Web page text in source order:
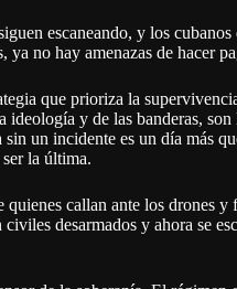
escaneando, y los
no hay amenazas de hacer
que prioriza la
y de las banderas,
un incidente es un día más
la última.
callan ante los drones y
desarmados y ahora se